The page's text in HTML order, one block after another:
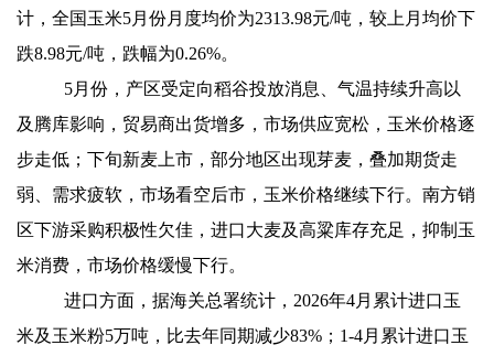
计，全国玉米5月份月度均价为2313.98元/吨，较上月均价下
跌8.98元/吨，跌幅为0.26%。
5月份，产区受定向稻谷投放消息、气温持续升高以
及腾库影响，贸易商出货增多，市场供应宽松，玉米价格逐
步走低；下旬新麦上市，部分地区出现芽麦，叠加期货走
弱、需求疲软，市场看空后市，玉米价格继续下行。南方销
区下游采购积极性欠佳，进口大麦及高粱库存充足，抑制玉
米消费，市场价格缓慢下行。
进口方面，据海关总署统计，2026年4月累计进口玉
米及玉米粉5万吨，比去年同期减少83%；1-4月累计进口玉